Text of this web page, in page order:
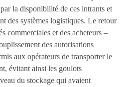
la disponibilité de ces intrants et
des systèmes logistiques. Le retour
commerciales et des acheteurs –
des autorisations
aux opérateurs de transporter le
évitant ainsi les goulots
du stockage qui avaient